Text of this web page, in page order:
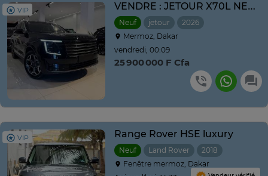
VIP VENDRE : JETOUR X70L NEUF NOUVEAU MODÈLE ANNE 2026
Neuf jetour 2026
Mermoz, Dakar
vendredi, 00:09
25 900 000 F Cfa
VIP Range Rover HSE luxury
Neuf Land Rover
2018
Fenêtre mermoz, Dakar